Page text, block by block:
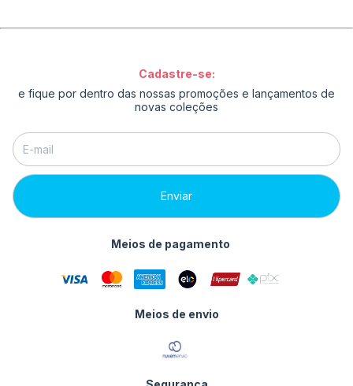
Cadastre-se:
e fique por dentro das nossas promoções e lançamentos de
novas coleções
Meios de pagamento
Meios de envio